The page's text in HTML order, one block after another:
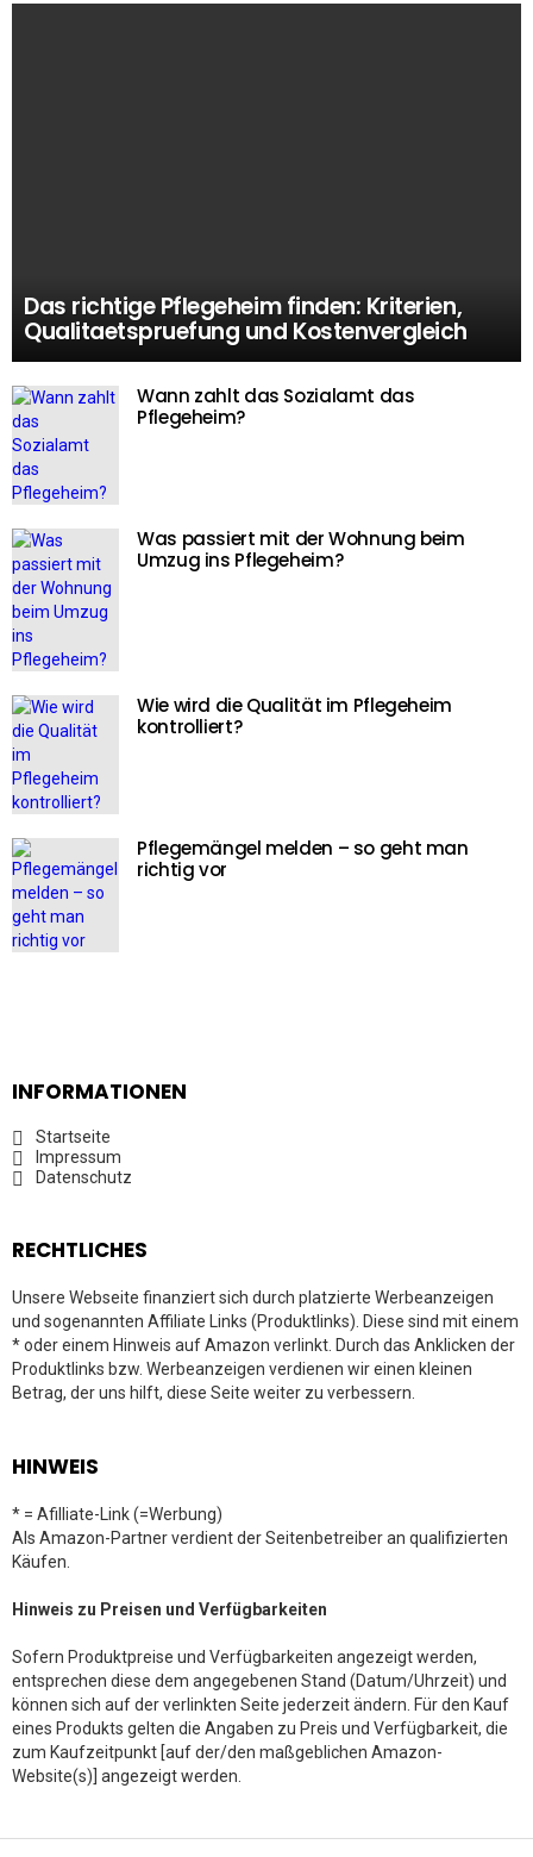
Das richtige Pflegeheim finden: Kriterien,
Qualitaetspruefung und Kostenvergleich
Wann zahlt das Sozialamt das
Pflegeheim?
Was passiert mit der Wohnung beim
Umzug ins Pflegeheim?
Wie wird die Qualität im Pflegeheim
kontrolliert?
Pflegemängel melden – so geht man
richtig vor
INFORMATIONEN
Startseite
Impressum
Datenschutz
RECHTLICHES
Unsere Webseite finanziert sich durch platzierte Werbeanzeigen
und sogenannten Affiliate Links (Produktlinks). Diese sind mit einem
* oder einem Hinweis auf Amazon verlinkt. Durch das Anklicken der
Produktlinks bzw. Werbeanzeigen verdienen wir einen kleinen
Betrag, der uns hilft, diese Seite weiter zu verbessern.
HINWEIS
* = Afilliate-Link (=Werbung)
Als Amazon-Partner verdient der Seitenbetreiber an qualifizierten
Käufen.
Hinweis zu Preisen und Verfügbarkeiten
Sofern Produktpreise und Verfügbarkeiten angezeigt werden,
entsprechen diese dem angegebenen Stand (Datum/Uhrzeit) und
können sich auf der verlinkten Seite jederzeit ändern. Für den Kauf
eines Produkts gelten die Angaben zu Preis und Verfügbarkeit, die
zum Kaufzeitpunkt [auf der/den maßgeblichen Amazon-
Website(s)] angezeigt werden.